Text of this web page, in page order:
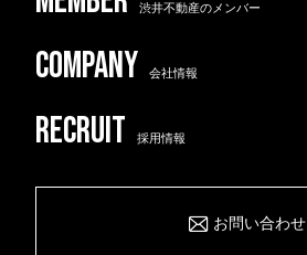
渋井不動産のメンバー
会社情報
採用情報
お問い合わせ